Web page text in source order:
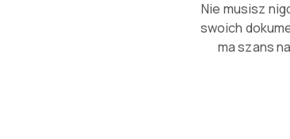
Nie musisz
swoich
ma szans